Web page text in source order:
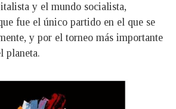
y el mundo socialista,
fue el único partido en el que se
y por el torneo más importante
planeta.